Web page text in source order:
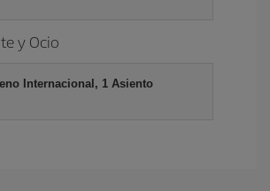
y Ocio
Internacional, 1 Asiento